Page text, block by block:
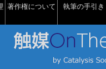
著作権について 執筆の手引き